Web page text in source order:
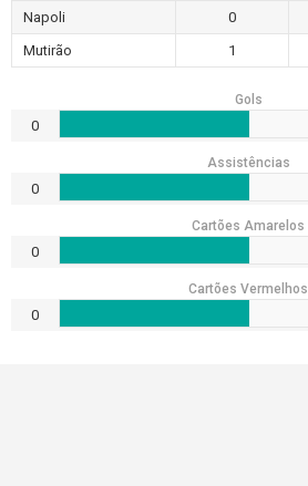
Napoli 0
Mutirão
1
Gols
0
Assistências
0
Cartões Amarelos
0
Cartões Vermelhos
0